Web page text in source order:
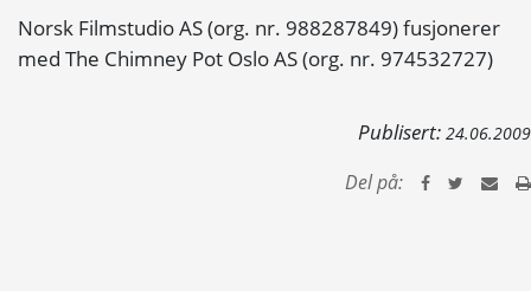
Norsk Filmstudio AS (org. nr. 988287849) fusjonerer
med The Chimney Pot Oslo AS (org. nr. 974532727)
Publisert: 24.06.2009
Del på: